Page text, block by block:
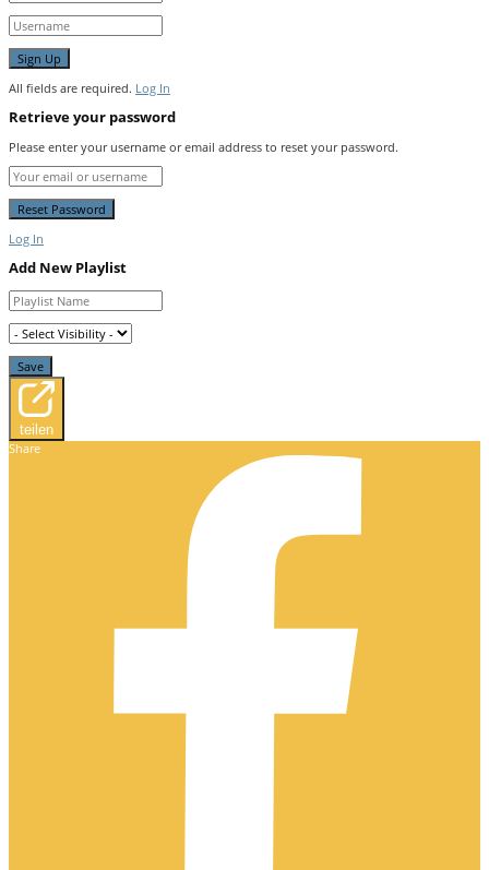
All fields are required. Log In
Retrieve your password
Please enter your username or email address to reset your password.
Log In
Add New Playlist
teilen
Share